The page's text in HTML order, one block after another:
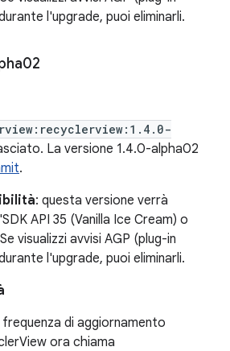
l'upgrade, puoi eliminarli.
La versione 1.4.0-alpha02
.
: questa versione verrà
API 35 (Vanilla Ice Cream) o
visualizzi avvisi AGP (plug-in
l'upgrade, puoi eliminarli.
di aggiornamento
ora chiama